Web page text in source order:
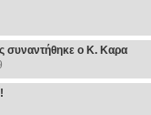
συναντήθηκε ο Κ. Καρα